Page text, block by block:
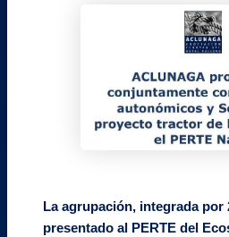
La agrupación, integrada por
presentado al PERTE del